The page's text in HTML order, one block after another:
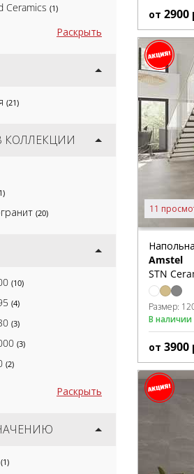
Ceramics (1)
Раскрыть
(21)
КОЛЛЕКЦИИ
(20)
(10)
(4)
(3)
(3)
(2)
Раскрыть
(1)
от 2900
11
Amstel
STN
Размер:
В наличии
от 3900